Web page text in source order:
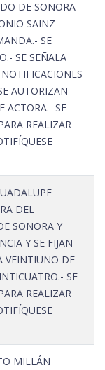
DE SONORA
SAINZ
SE
SE SEÑALA
AUTORIZAN
ACTORA.- SE
REALIZAR
DEL
SONORA Y
Y SE FIJAN
VEINTIUNO DE
SE
REALIZAR
MILLÁN